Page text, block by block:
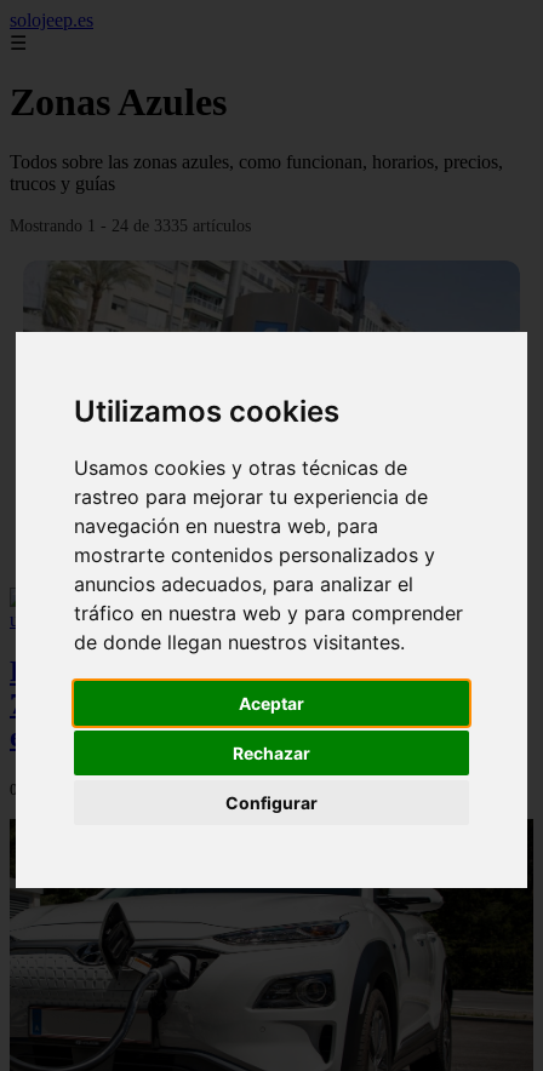
Utilizamos cookies
Usamos cookies y otras técnicas de
rastreo para mejorar tu experiencia de
navegación en nuestra web, para
mostrarte contenidos personalizados y
anuncios adecuados, para analizar el
tráfico en nuestra web y para comprender
de donde llegan nuestros visitantes.
Aceptar
Rechazar
Configurar
solojeep.es
☰
Zonas Azules
Todos sobre las zonas azules, como funcionan, horarios, precios,
trucos y guías
Mostrando 1 - 24 de 3335 artículos
▷ Zona Azul Córdoba 《 Horarios y Tarifas 2024 》
Peugeot acelera en el mercado español:
7.062 matriculaciones y un 5,9% de cuota
en julio
06/08/2026